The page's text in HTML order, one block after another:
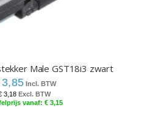
Male GST18i3 zwart
3,85
3,18
€ 3,15